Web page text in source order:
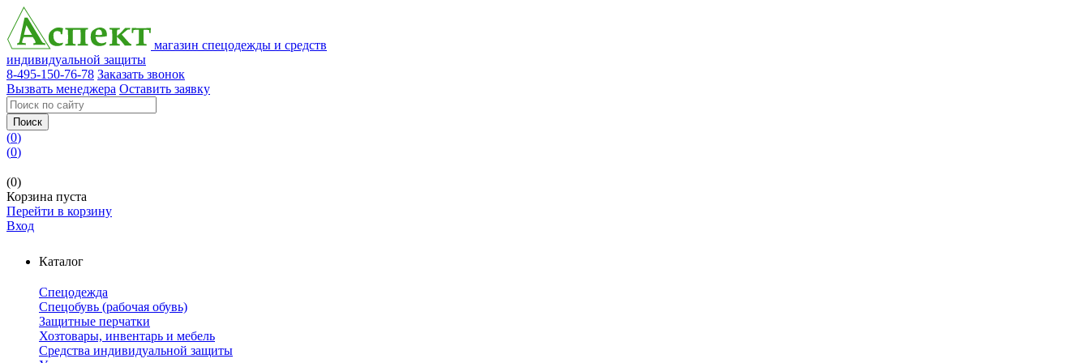
магазин спецодежды и средств
индивидуальной защиты
8-495-150-76-78 Заказать звонок
Вызвать менеджера Оставить заявку
Поиск
(0)
(0)
(0)
Корзина пуста
Перейти в корзину
Вход
Каталог
Спецодежда
Спецобувь (рабочая обувь)
Защитные перчатки
Хозтовары, инвентарь и мебель
Средства индивидуальной защиты